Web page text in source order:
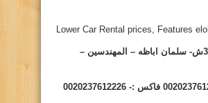
Lower Car Rental prices, Features
ش- سلمان اباظه – المهندسين –
فاكس :- 0020237612226